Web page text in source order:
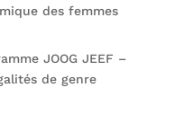
des femmes
JOOG JEEF –
de genre